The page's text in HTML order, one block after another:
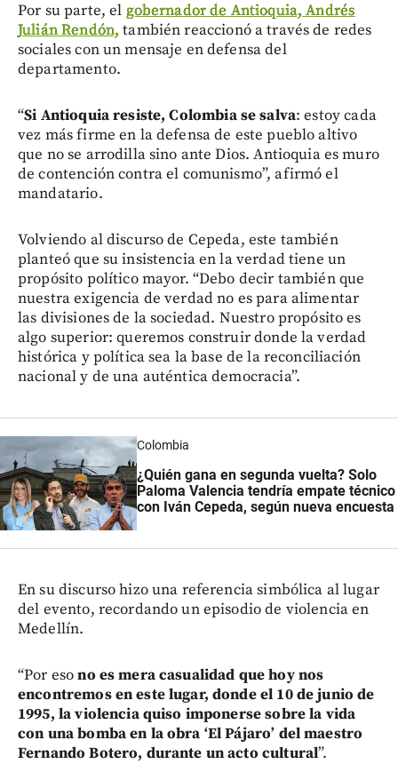
Por su parte, el gobernador de Antioquia, Andrés
Julián Rendón,también reaccionó a través de redes
sociales con un mensaje en defensa del
departamento.
“Si Antioquia resiste, Colombia se salva: estoy cada
vez más firme en la defensa de este pueblo altivo
que no se arrodilla sino ante Dios. Antioquia es muro
de contención contra el comunismo”, afirmó el
mandatario.
Volviendo al discurso de Cepeda, este también
planteó que su insistencia en la verdad tiene un
propósito político mayor. “Debo decir también que
nuestra exigencia de verdad no es para alimentar
las divisiones de la sociedad. Nuestro propósito es
algo superior: queremos construir donde la verdad
histórica y política sea la base de la reconciliación
nacional y de una auténtica democracia”.
Colombia
¿Quién gana en segunda vuelta? Solo
Paloma Valencia tendría empate técnico
con Iván Cepeda, según nueva encuesta
En su discurso hizo una referencia simbólica al lugar
del evento, recordando un episodio de violencia en
Medellín.
“Por esono es mera casualidad que hoy nos
encontremos en este lugar, donde el 10 de junio de
1995, la violencia quiso imponerse sobre la vida
con una bomba en la obra ‘El Pájaro’ del maestro
Fernando Botero, durante un acto cultural”.